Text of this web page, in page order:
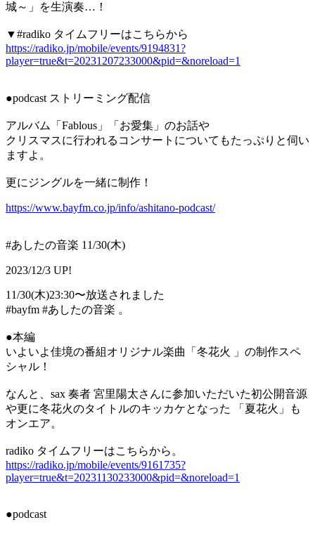
城～」を生演奏…！
▼#radiko タイムフリーはこちらから
https://radiko.jp/mobile/events/9194831?
player=true&t=20231207233000&pid=&noreload=1
●podcast ストリーミング配信
アルバム「Fablous」「お愛集」のお話や
クリスマスに行われるコンサートについてもたっぷりと伺い
ますよ。
更にジングルを一緒に制作！
https://www.bayfm.co.jp/info/ashitano-podcast/
#あしたの音楽 11/30(木)
2023/12/3 UP!
11/30(木)23:30〜放送されました
#bayfm #あしたの音楽 。
●本編
いよいよ佳境の番組オリジナル楽曲「冬花火 」の制作スペ
シャル！
なんと、sax 奏者 宮里陽太さんに参加いただいた初公開音源
や更に冬花火のタイトルのキッカケとなった 「夏花火」も
オンエア。
radiko タイムフリーはこちらから。
https://radiko.jp/mobile/events/9161735?
player=true&t=20231130233000&pid=&noreload=1
●podcast